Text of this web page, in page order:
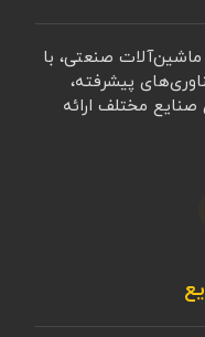
صنعتی، با
پیشرفته،
صنایع مختلف ارائه